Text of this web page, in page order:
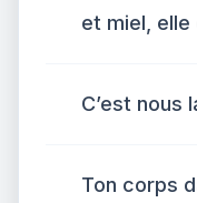
et miel, elle
C’est nous
Ton corps